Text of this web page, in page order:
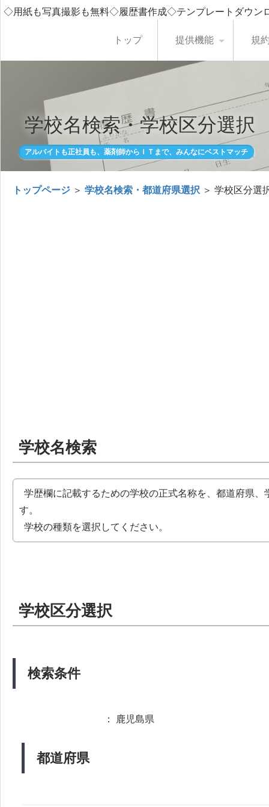
◇用紙も写真撮影も無料◇履歴書作成◇テンプレートダウ
トップ 提供機能 規
学校名検索・学校区分選択
アルバイトも正社員も、薬剤師からＩＴまで、みんなにベストマッチ
トップページ ＞ 学校名検索・都道府県選択 ＞ 学校区分選
学校名検索
学歴欄に記載するための学校の正式名称を、都道府県
す。
学校の種類を選択してください。
学校区分選択
検索条件
都道府県
： 鹿児島県